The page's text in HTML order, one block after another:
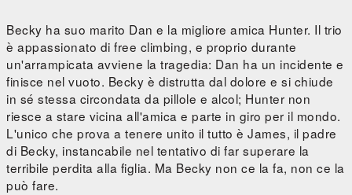
Becky ha suo marito Dan e la migliore amica Hunter. Il trio
è appassionato di free climbing, e proprio durante
un'arrampicata avviene la tragedia: Dan ha un incidente e
finisce nel vuoto. Becky è distrutta dal dolore e si chiude
in sé stessa circondata da pillole e alcol; Hunter non
riesce a stare vicina all'amica e parte in giro per il mondo.
L'unico che prova a tenere unito il tutto è James, il padre
di Becky, instancabile nel tentativo di far superare la
terribile perdita alla figlia. Ma Becky non ce la fa, non ce la
può fare.